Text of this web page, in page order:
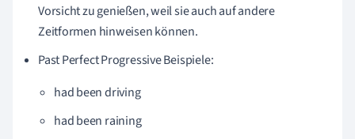
Vorsicht zu genießen, weil sie auch auf andere
Zeitformen hinweisen können.
Past Perfect Progressive Beispiele:
had been driving
had been raining